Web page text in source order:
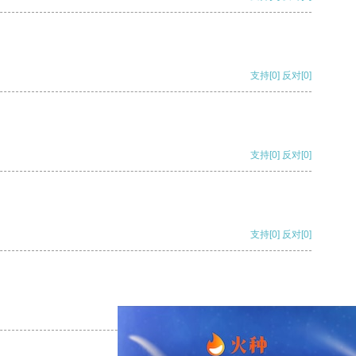
支持[0] 反对[0]
支持[0] 反对[0]
支持[0] 反对[0]